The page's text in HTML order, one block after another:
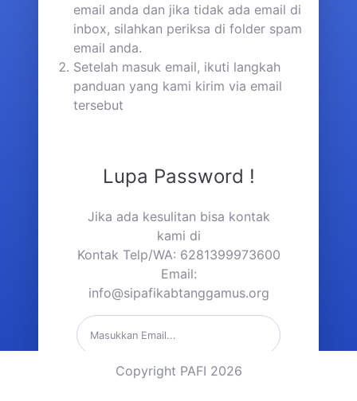
email anda dan jika tidak ada email di
inbox, silahkan periksa di folder spam
email anda.
Setelah masuk email, ikuti langkah
panduan yang kami kirim via email
tersebut
Lupa Password !
Jika ada kesulitan bisa kontak
kami di
Kontak Telp/WA: 6281399973600
Email:
info@sipafikabtanggamus.org
Copyright PAFI 2026